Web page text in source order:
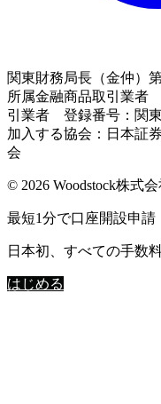
関東財務局長（金仲）
所属金融商品取引業者
引業者 登録番号：関
加入する協会：日本証
会
© 2026 Woodstock株式会
最短1分で口座開設申請
日本初、すべての手数
はじめる